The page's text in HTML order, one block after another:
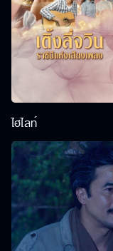
ไฮไลท์